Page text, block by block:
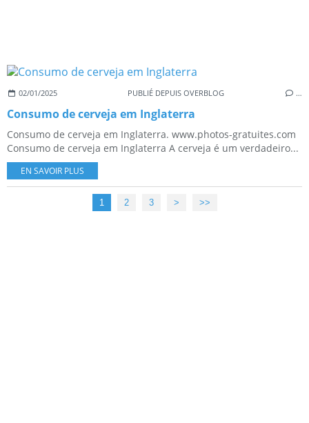
02/01/2025 PUBLIÉ DEPUIS OVERBLOG …
Consumo de cerveja em Inglaterra
Consumo de cerveja em Inglaterra. www.photos-gratuites.com
Consumo de cerveja em Inglaterra A cerveja é um verdadeiro...
EN SAVOIR PLUS
1 2 3 > >>